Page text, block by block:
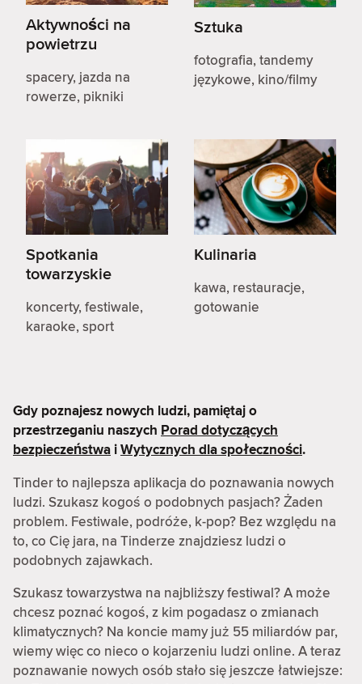
Aktywności na
powietrzu
spacery, jazda na
rowerze, pikniki
Sztuka
fotografia, tandemy
językowe, kino/filmy
Spotkania
towarzyskie
koncerty, festiwale,
karaoke, sport
Kulinaria
kawa, restauracje,
gotowanie
Gdy poznajesz nowych ludzi, pamiętaj o
przestrzeganiu naszych Porad dotyczących
bezpieczeństwa iWytycznych dla społeczności.
Tinder to najlepsza aplikacja do poznawania nowych
ludzi. Szukasz kogoś o podobnych pasjach? Żaden
problem. Festiwale, podróże, k-pop? Bez względu na
to, co Cię jara, na Tinderze znajdziesz ludzi o
podobnych zajawkach.
Szukasz towarzystwa na najbliższy festiwal? A może
chcesz poznać kogoś, z kim pogadasz o zmianach
klimatycznych? Na koncie mamy już 55 miliardów par,
wiemy więc co nieco o kojarzeniu ludzi online. A teraz
poznawanie nowych osób stało się jeszcze łatwiejsze: